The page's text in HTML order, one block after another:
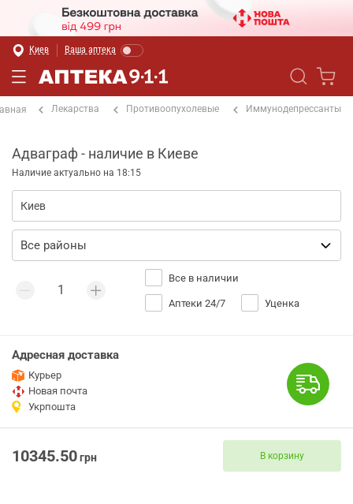
Киев Ваша аптека
Лекарства Противоопухолевые Иммунодепрессанты
Адваграф - наличие в Киеве
Наличие актуально на 18:15
Все в наличии
Аптеки 24/7 Уценка
Адресная доставка
Курьер
Новая почта
Укрпошта
10345.50грн В корзину